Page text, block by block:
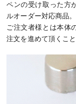
ペンの受け取った方
ルオーダー対応商品。
ご注文者様とは本体
注文を進めて頂くこと